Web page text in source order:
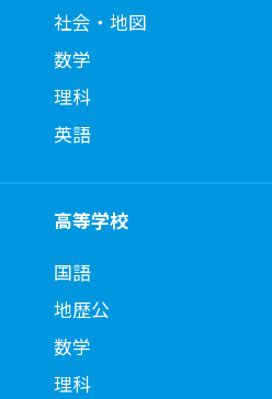
社会・地図
数学
理科
英語
高等学校
国語
地歴公
数学
理科